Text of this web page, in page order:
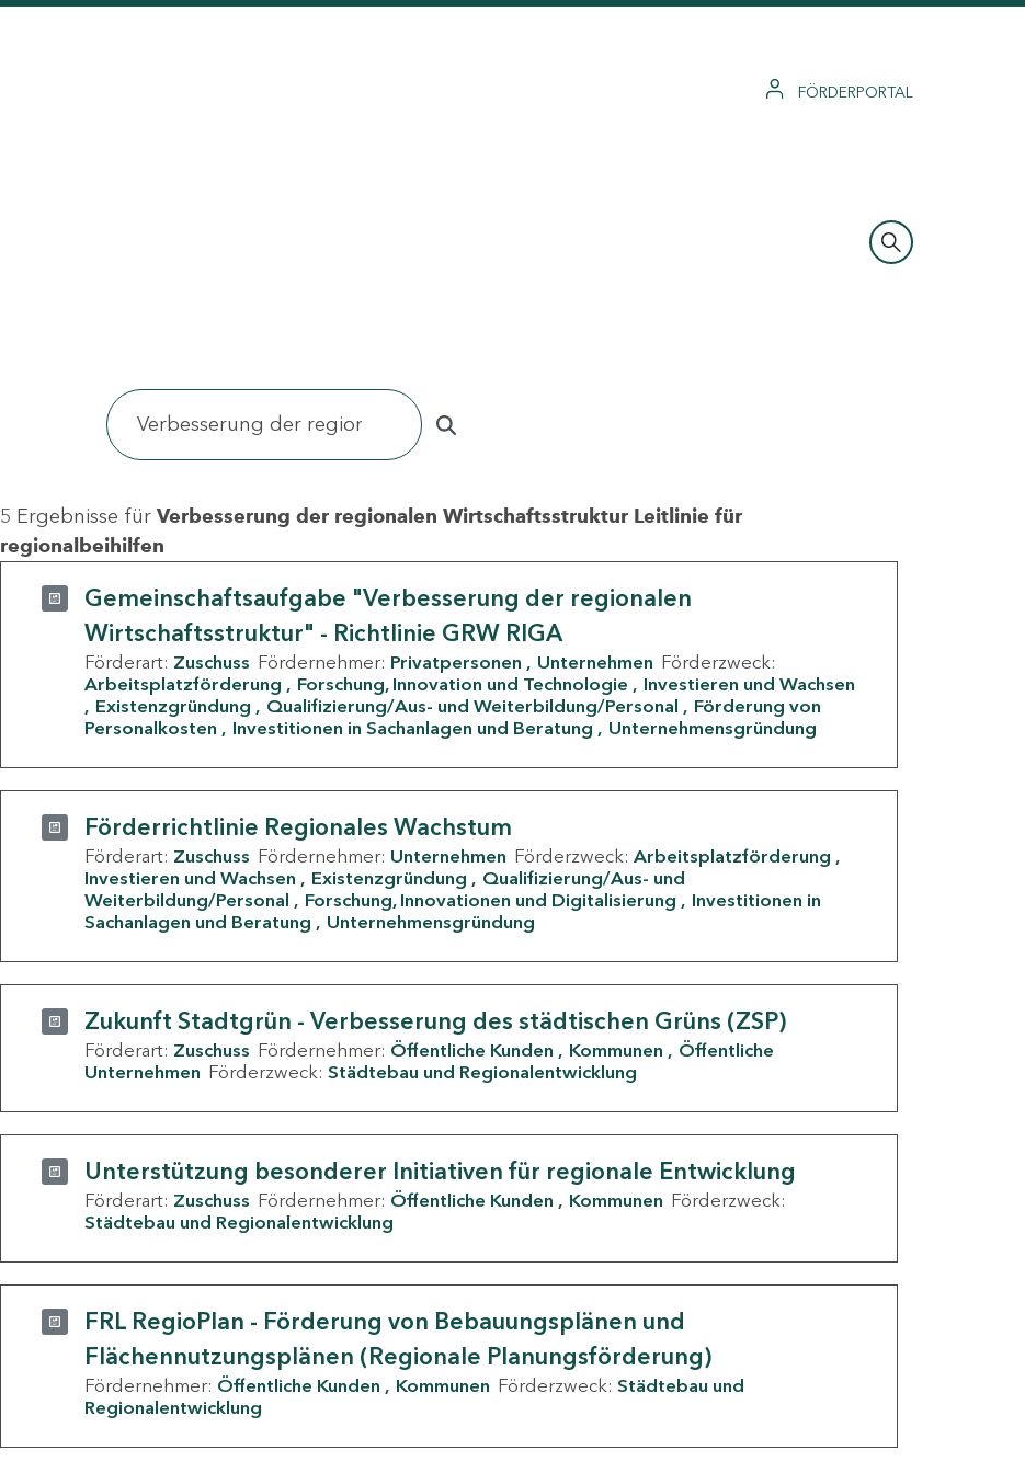
FÖRDERPORTAL
5 Ergebnisse für Verbesserung der regionalen Wirtschaftsstruktur Leitlinie für
regionalbeihilfen
Gemeinschaftsaufgabe "Verbesserung der regionalen
Wirtschaftsstruktur" - Richtlinie GRW RIGA
Förderart: Zuschuss Fördernehmer: Privatpersonen Unternehmen Förderzweck:
Arbeitsplatzförderung
Forschung, Innovation und Technologie
Investieren und Wachsen
Existenzgründung
Qualifizierung/Aus- und Weiterbildung/Personal
Förderung von
Personalkosten
Investitionen in Sachanlagen und Beratung Unternehmensgründung
Förderrichtlinie Regionales Wachstum
Förderart: Zuschuss Fördernehmer: Unternehmen Förderzweck: Arbeitsplatzförderung
Investieren und Wachsen
Existenzgründung
Qualifizierung/Aus- und
Weiterbildung/Personal
Forschung, Innovationen und Digitalisierung
Investitionen in
Sachanlagen und Beratung
Unternehmensgründung
Zukunft Stadtgrün - Verbesserung des städtischen Grüns (ZSP)
Förderart: Zuschuss Fördernehmer: Öffentliche Kunden Kommunen
Öffentliche
Unternehmen Förderzweck: Städtebau und Regionalentwicklung
Unterstützung besonderer Initiativen für regionale Entwicklung
Förderart: Zuschuss Fördernehmer: Öffentliche Kunden Kommunen Förderzweck:
Städtebau und Regionalentwicklung
FRL RegioPlan - Förderung von Bebauungsplänen und
Flächennutzungsplänen (Regionale Planungsförderung)
Fördernehmer: Öffentliche Kunden Kommunen Förderzweck: Städtebau und
Regionalentwicklung